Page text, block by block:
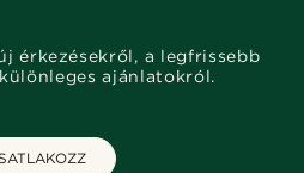
érkezésekről, a legfrissebb
ajánlatokról.